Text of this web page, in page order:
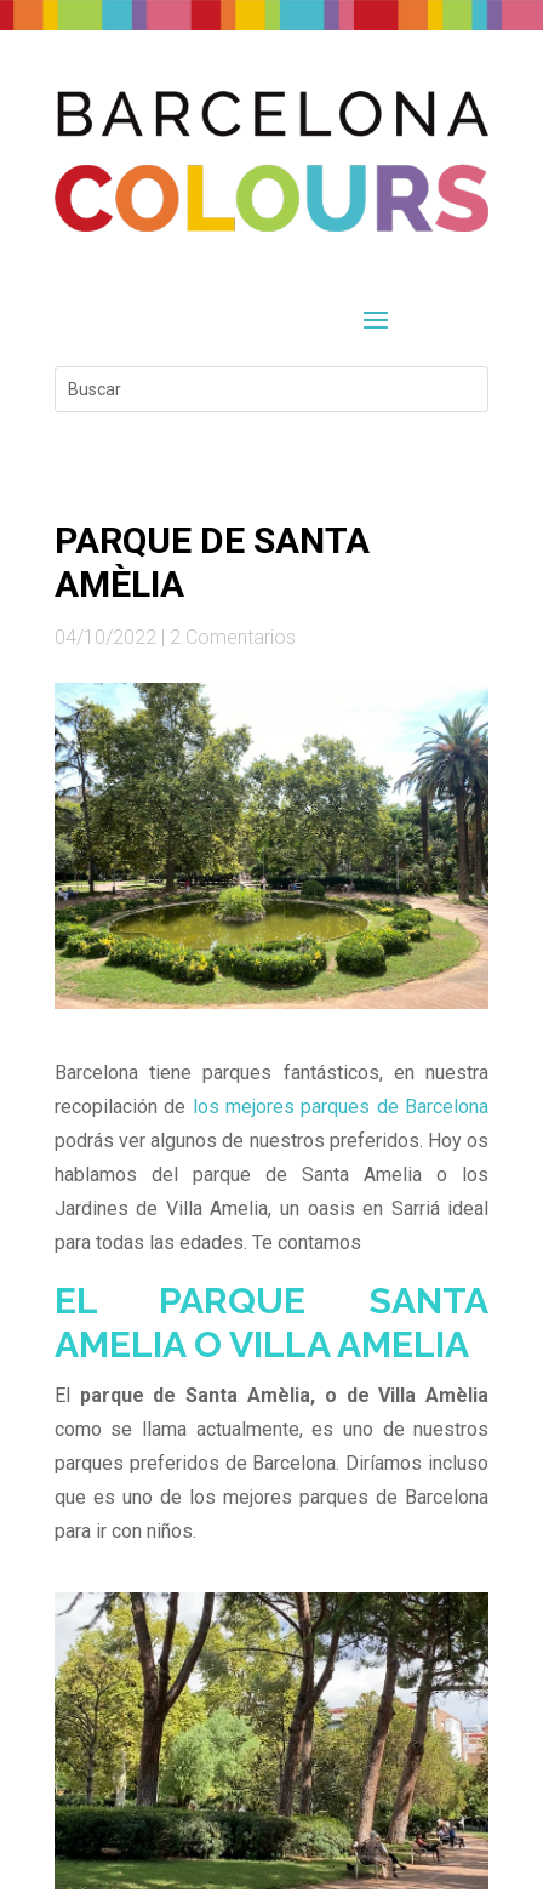
PARQUE DE SANTA
AMÈLIA
04/10/2022| 2 Comentarios
Barcelona tiene parques fantásticos, en nuestra
recopilación de los mejores parques de Barcelona
podrás ver algunos de nuestros preferidos. Hoy os
hablamos del parque de Santa Amelia o los
Jardines de Villa Amelia, un oasis en Sarriá ideal
para todas las edades. Te contamos
EL PARQUE SANTA
AMELIA O VILLA AMELIA
El parque de Santa Amèlia, o de Villa Amèlia
como se llama actualmente, es uno de nuestros
parques preferidos de Barcelona. Diríamos incluso
que es uno de los mejores parques de Barcelona
para ir con niños.